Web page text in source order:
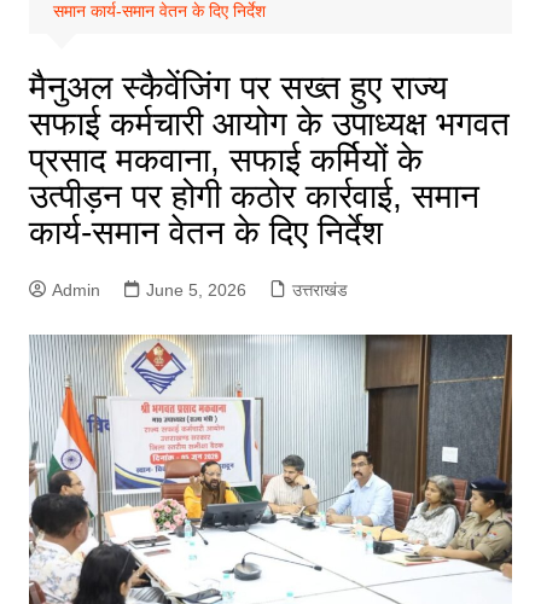
समान कार्य-समान वेतन के दिए निर्देश
मैनुअल स्कैवेंजिंग पर सख्त हुए राज्य
सफाई कर्मचारी आयोग के उपाध्यक्ष भगवत
प्रसाद मकवाना, सफाई कर्मियों के
उत्पीड़न पर होगी कठोर कार्रवाई, समान
कार्य-समान वेतन के दिए निर्देश
Admin June 5, 2026 उत्तराखंड